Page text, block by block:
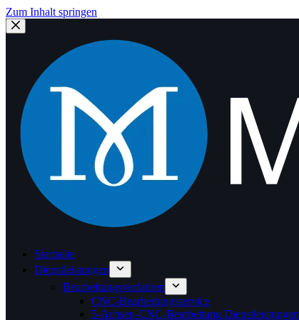
Zum Inhalt springen
Startseite
Dienstleistungen
Bearbeitungsverfahren
CNC-Bearbeitungsservice
5-Achsen-CNC-Bearbeitung Dienstleistungen